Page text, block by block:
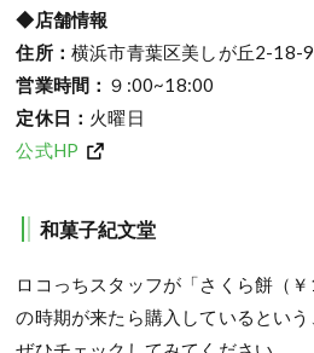
◆店舗情報
住所：横浜市青葉区美しが丘2-18-9
営業時間： ９:00~18:00
定休日： 火曜日
公式HP
和菓子紀文堂
ロコっちスタッフが「さくら餅（
の時期が来たら購入しているとい